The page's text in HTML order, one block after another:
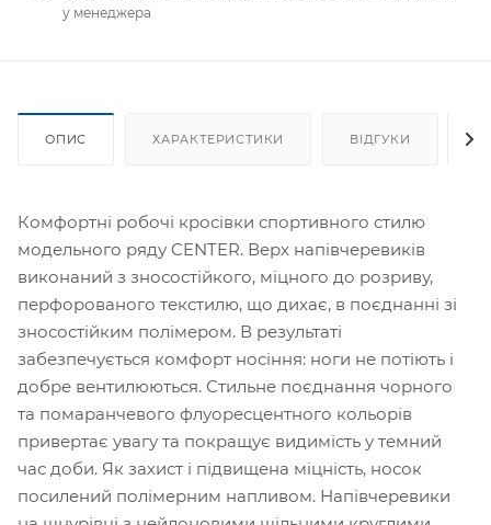
у менеджера
ОПИС ХАРАКТЕРИСТИКИ ВІДГУКИ
Комфортні робочі кросівки спортивного стилю
модельного ряду CENTER. Верх напівчеревиків
виконаний з зносостійкого, міцного до розриву,
перфорованого текстилю, що дихає, в поєднанні зі
зносостійким полімером. В результаті
забезпечується комфорт носіння: ноги не потіють і
добре вентилюються. Стильне поєднання чорного
та помаранчевого флуоресцентного кольорів
привертає увагу та покращує видимість у темний
час доби. Як захист і підвищена міцність, носок
посилений полімерним напливом. Напівчеревики